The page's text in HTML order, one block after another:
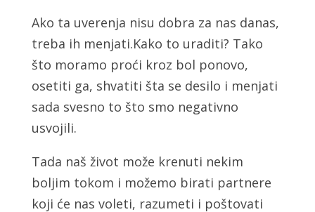
Ako ta uverenja nisu dobra za nas danas,
treba ih menjati.Kako to uraditi? Tako
što moramo proći kroz bol ponovo,
osetiti ga, shvatiti šta se desilo i menjati
sada svesno to što smo negativno
usvojili.
Tada naš život može krenuti nekim
boljim tokom i možemo birati partnere
koji će nas voleti, razumeti i poštovati